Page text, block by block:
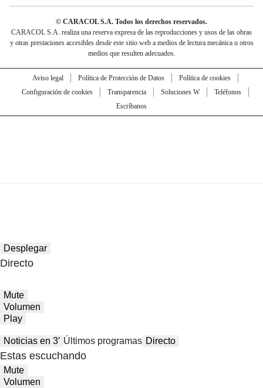
© CARACOL S.A. Todos los derechos reservados.
CARACOL S.A. realiza una reserva expresa de las reproducciones y usos de las obras
y otras prestaciones accesibles desde este sitio web a medios de lectura mecánica u otros
medios que resulten adecuados.
Aviso legal Política de Protección de Datos
Política de cookies
Configuración de cookies
Transparencia Soluciones W
Teléfonos
Escríbanos
Desplegar
Directo
Mute
Volumen
Play
Noticias en 3′ Últimos programas Directo
Estas escuchando
Mute
Volumen